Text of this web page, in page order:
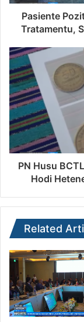
Pasiente
Tratamentu,
PN Husu
Hodi
Related